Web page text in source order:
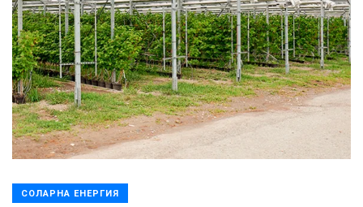
СОЛАРНА ЕНЕРГИЯ